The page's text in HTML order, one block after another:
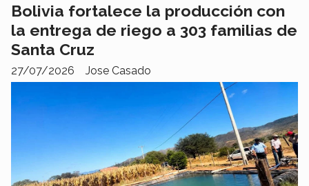
Bolivia fortalece la producción con
la entrega de riego a 303 familias de
Santa Cruz
Jose Casado
27/07/2026